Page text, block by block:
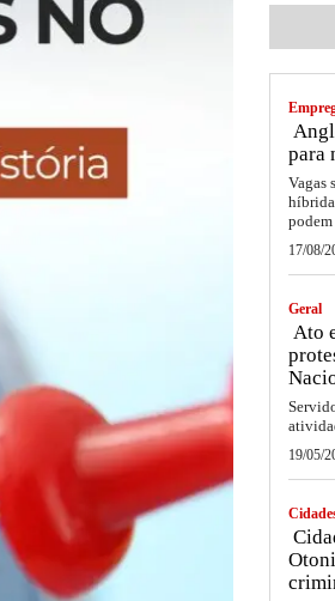
para
Vagas
17/08/
Geral
Ato
19/05/